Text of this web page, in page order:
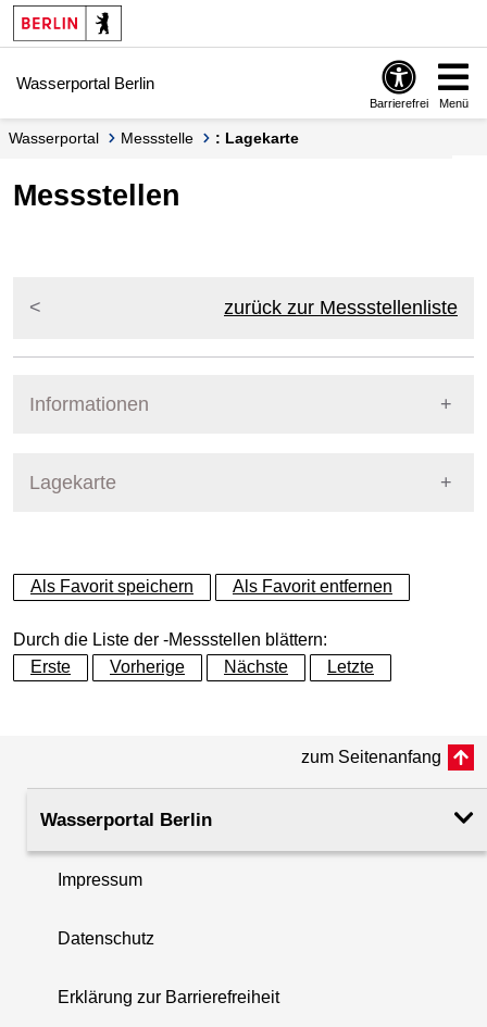
Springe zur Navigation
Springe zum Inhalt
Wasserportal Berlin
Barrierefrei Menü
Wasserportal Messstelle : Lagekarte
Messstellen
zurück zur Messstellenliste
Informationen
Lagekarte
+
−
Als Favorit speichern Als Favorit entfernen
Durch die Liste der -Messstellen blättern:
Erste
Vorherige Nächste Letzte
zum Seitenanfang
Wasserportal Berlin
Impressum
Datenschutz
Erklärung zur Barrierefreiheit